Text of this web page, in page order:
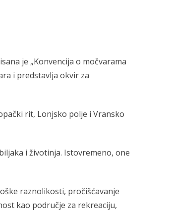
je „Konvencija o močvarama
i predstavlja okvir za
rit, Lonjsko polje i Vransko
i životinja. Istovremeno, one
raznolikosti, pročišćavanje
kao područje za rekreaciju,